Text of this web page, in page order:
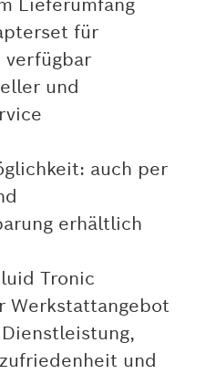
für
und
auch per
erhältlich
Tronic
Werkstattangebot
und